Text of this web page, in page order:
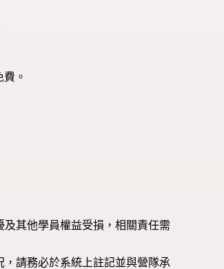
。
其他學員權益受損，相關責任需
請務必於系統上註記並與營隊承